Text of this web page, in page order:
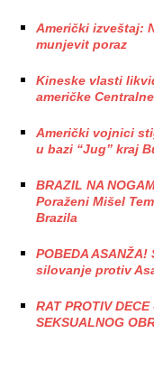
Američki izveštaj:
munjevit poraz
Kineske vlasti
američke
Američki vojnici
u bazi “Jug” kraj
BRAZIL NA
Poraženi Mišel
Brazila
POBEDA
silovanje protiv
RAT PROTIV
SEKSUALNOG